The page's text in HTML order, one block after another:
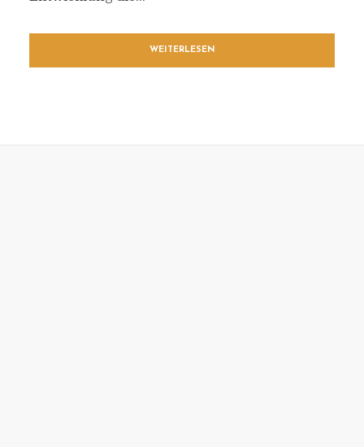
WEITERLESEN